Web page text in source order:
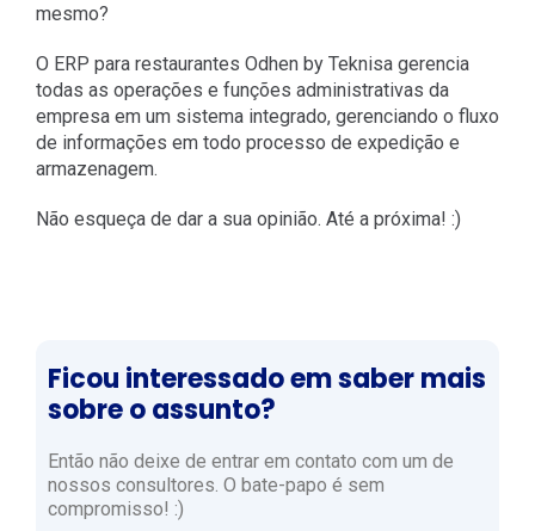
mesmo?
O ERP para restaurantes Odhen by Teknisa gerencia
todas as operações e funções administrativas da
empresa em um sistema integrado, gerenciando o fluxo
de informações em todo processo de expedição e
armazenagem.
Não esqueça de dar a sua opinião. Até a próxima! :)
Ficou interessado em saber mais
sobre o assunto?
Então não deixe de entrar em contato com um de
nossos consultores. O bate-papo é sem
compromisso! :)